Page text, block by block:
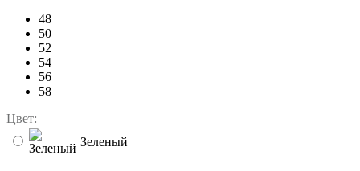
48
50
52
54
56
58
Цвет:
Зеленый